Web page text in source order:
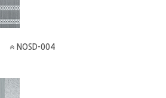
NOSD-004